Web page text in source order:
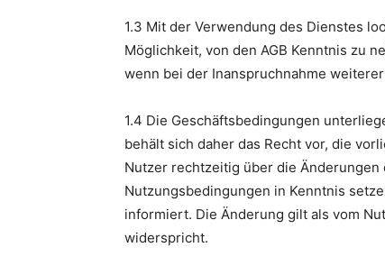
1.3 Mit der Verwendung des Dienstes
Möglichkeit, von den AGB Kenntnis zu
wenn bei der Inanspruchnahme
1.4 Die Geschäftsbedingungen
behält sich daher das Recht vor, die
Nutzer rechtzeitig über die Änderungen
Nutzungsbedingungen in Kenntnis
informiert. Die Änderung gilt als vom
widerspricht.